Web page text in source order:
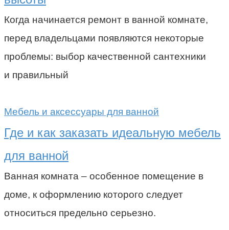
Когда начинается ремонт в ванной комнате,
перед владельцами появляются некоторые
проблемы: выбор качественной сантехники
и правильный
Мебель и аксессуары для ванной
Где и как заказать идеальную мебель
для ванной
Ванная комната – особенное помещение в
доме, к оформлению которого следует
относиться предельно серьезно.